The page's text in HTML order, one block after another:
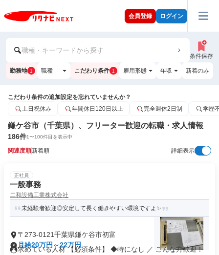
会員登録 ログイン
職種・キーワードから探す
条件保存
勤務地 1 職種 こだわり条件 1 雇用形態 年収 新着のみ
こだわり条件の追加設定を忘れていませんか？
土日祝休み
年間休日120日以上 完全週休2日制 学歴
鎌ケ谷市（千葉県）、フリーター歓迎の転職・求人情報
186件1〜100件目を表示中
関連度順新着順 詳細表示
正社員
一般事務
二和設備工業株式会社
未経験者歓迎◎安定して長く働きやすい環境ですよ✨
〒273-0121千葉県鎌ケ谷市初富
月給20万円～22万円
求めている人材 【必須条件】 ◆特になし ／ こんな方歓迎！